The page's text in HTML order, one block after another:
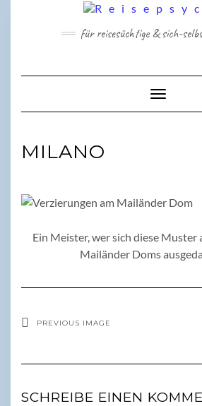
für reisesüchtige & sich-
Toggle
MILANO
Ein Meister, wer sich diese Muster
Mailänder Doms
PREVIOUS IMAGE
SCHREIBE EINEN